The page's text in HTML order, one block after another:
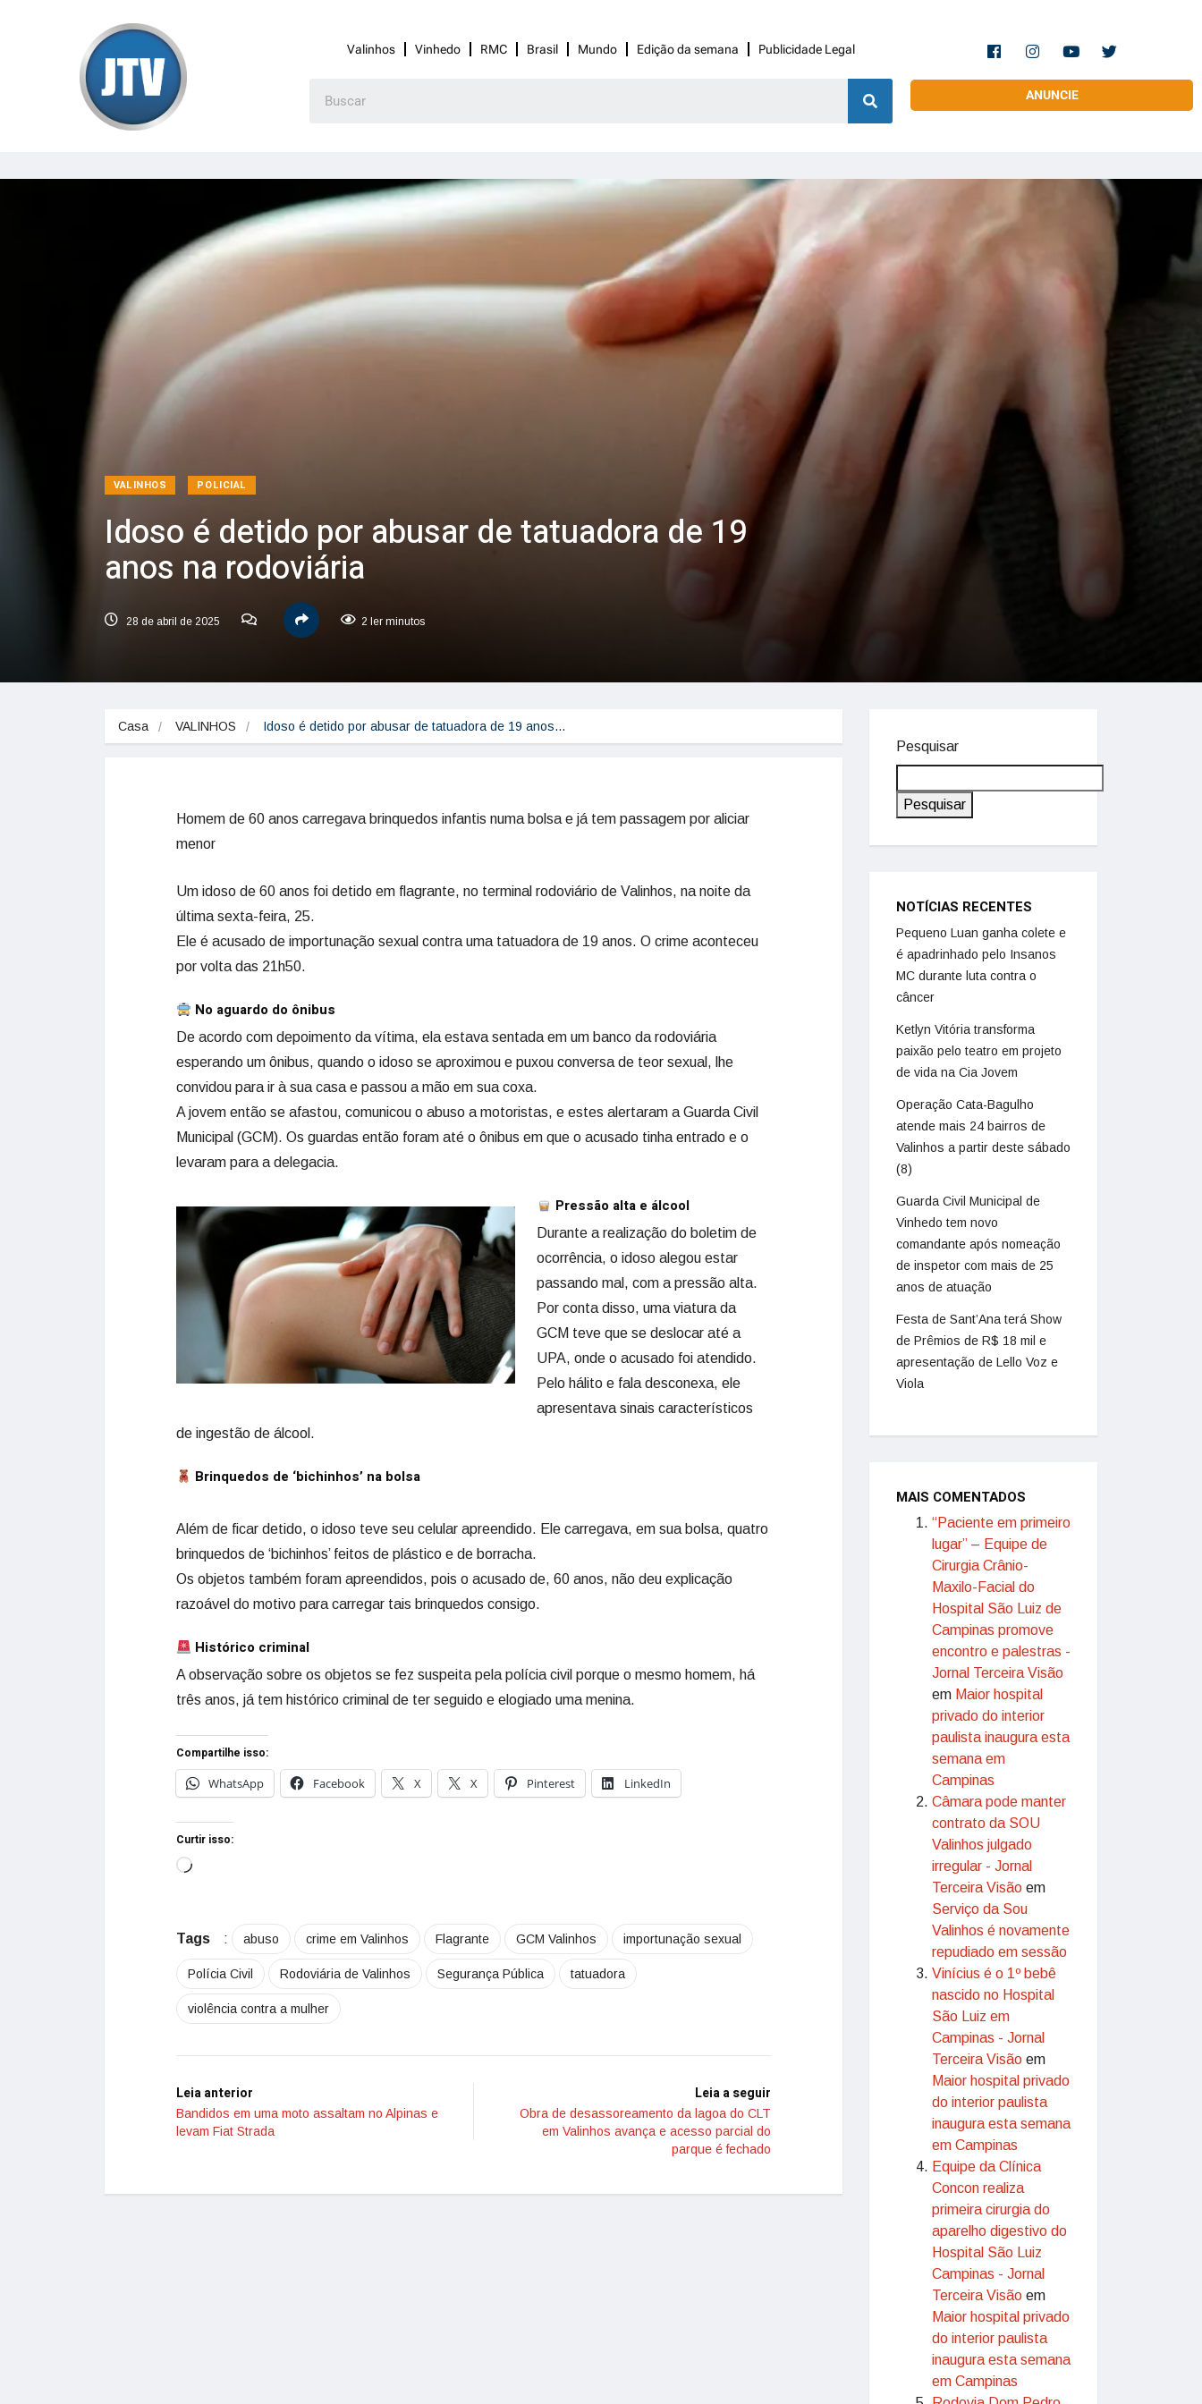
Valinhos Vinhedo RMC Brasil Mundo Edição da semana Publicidade Legal
ANUNCIE
VALINHOS POLICIAL
Idoso é detido por abusar de tatuadora de 19
anos na rodoviária
28 de abril de 2025 2 ler minutos
Casa VALINHOS Idoso é detido por abusar de tatuadora de 19 anos…
Homem de 60 anos carregava brinquedos infantis numa bolsa e já tem passagem por aliciar
menor
Um idoso de 60 anos foi detido em flagrante, no terminal rodoviário de Valinhos, na noite da
última sexta-feira, 25.
Ele é acusado de importunação sexual contra uma tatuadora de 19 anos. O crime aconteceu
por volta das 21h50.
No aguardo do ônibus
De acordo com depoimento da vítima, ela estava sentada em um banco da rodoviária
esperando um ônibus, quando o idoso se aproximou e puxou conversa de teor sexual, lhe
convidou para ir à sua casa e passou a mão em sua coxa.
A jovem então se afastou, comunicou o abuso a motoristas, e estes alertaram a Guarda Civil
Municipal (GCM). Os guardas então foram até o ônibus em que o acusado tinha entrado e o
levaram para a delegacia.
Pressão alta e álcool
Durante a realização do boletim de
ocorrência, o idoso alegou estar
passando mal, com a pressão alta.
Por conta disso, uma viatura da
GCM teve que se deslocar até a
UPA, onde o acusado foi atendido.
Pelo hálito e fala desconexa, ele
apresentava sinais característicos
de ingestão de álcool.
Brinquedos de ‘bichinhos’ na bolsa
Além de ficar detido, o idoso teve seu celular apreendido. Ele carregava, em sua bolsa, quatro
brinquedos de ‘bichinhos’ feitos de plástico e de borracha.
Os objetos também foram apreendidos, pois o acusado de, 60 anos, não deu explicação
razoável do motivo para carregar tais brinquedos consigo.
Histórico criminal
A observação sobre os objetos se fez suspeita pela polícia civil porque o mesmo homem, há
três anos, já tem histórico criminal de ter seguido e elogiado uma menina.
Compartilhe isso:
WhatsApp
Facebook X X Pinterest LinkedIn
Curtir isso:
Tags : abuso crime em Valinhos Flagrante GCM Valinhos importunação sexual
Polícia Civil Rodoviária de Valinhos Segurança Pública tatuadora
violência contra a mulher
Leia anterior
Bandidos em uma moto assaltam no Alpinas e
levam Fiat Strada
Leia a seguir
Obra de desassoreamento da lagoa do CLT
em Valinhos avança e acesso parcial do
parque é fechado
Pesquisar
Pesquisar
NOTÍCIAS RECENTES
Pequeno Luan ganha colete e
é apadrinhado pelo Insanos
MC durante luta contra o
câncer
Ketlyn Vitória transforma
paixão pelo teatro em projeto
de vida na Cia Jovem
Operação Cata-Bagulho
atende mais 24 bairros de
Valinhos a partir deste sábado
(8)
Guarda Civil Municipal de
Vinhedo tem novo
comandante após nomeação
de inspetor com mais de 25
anos de atuação
Festa de Sant’Ana terá Show
de Prêmios de R$ 18 mil e
apresentação de Lello Voz e
Viola
MAIS COMENTADOS
“Paciente em primeiro
lugar” – Equipe de
Cirurgia Crânio-
Maxilo-Facial do
Hospital São Luiz de
Campinas promove
encontro e palestras -
Jornal Terceira Visão
em Maior hospital
privado do interior
paulista inaugura esta
semana em
Campinas
Câmara pode manter
contrato da SOU
Valinhos julgado
irregular - Jornal
Terceira Visão em
Serviço da Sou
Valinhos é novamente
repudiado em sessão
Vinícius é o 1º bebê
nascido no Hospital
São Luiz em
Campinas - Jornal
Terceira Visão em
Maior hospital privado
do interior paulista
inaugura esta semana
em Campinas
Equipe da Clínica
Concon realiza
primeira cirurgia do
aparelho digestivo do
Hospital São Luiz
Campinas - Jornal
Terceira Visão em
Maior hospital privado
do interior paulista
inaugura esta semana
em Campinas